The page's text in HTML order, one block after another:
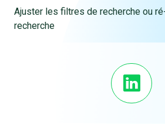
Ajuster les filtres de recherche ou
recherche